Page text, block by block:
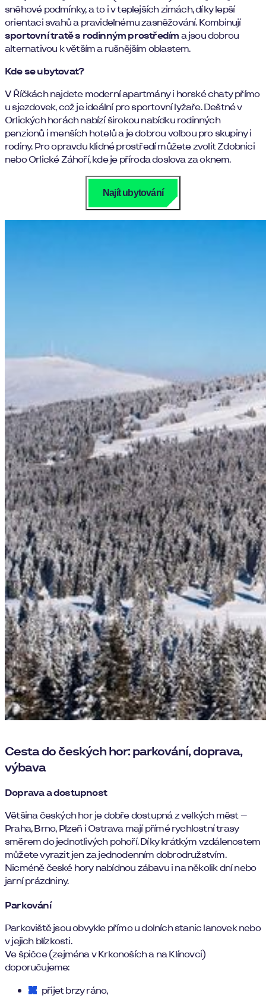
sněhové podmínky, a to i v teplejších zimách, díky lepší
orientaci svahů a pravidelnému zasněžování. Kombinují
sportovní tratě s rodinným prostředíma jsou dobrou
alternativou k větším a rušnějším oblastem.
Kde se ubytovat?
V Říčkách najdete moderní apartmány i horské chaty přímo
u sjezdovek, což je ideální pro sportovní lyžaře. Deštné v
Orlických horách nabízí širokou nabídku rodinných
penzionů i menších hotelů a je dobrou volbou pro skupiny i
rodiny. Pro opravdu klidné prostředí můžete zvolit Zdobnici
nebo Orlické Záhoří, kde je příroda doslova za oknem.
Najít ubytování
Cesta do českých hor: parkování, doprava,
výbava
Doprava a dostupnost
Většina českých hor je dobře dostupná z velkých měst –
Praha, Brno, Plzeň i Ostrava mají přímé rychlostní trasy
směrem do jednotlivých pohoří. Díky krátkým vzdálenostem
můžete vyrazit jen za jednodenním dobrodružstvím.
Nicméně české hory nabídnou zábavu i na několik dní nebo
jarní prázdniny.
Parkování
Parkoviště jsou obvykle přímo u dolních stanic lanovek nebo
v jejich blízkosti.
Ve špičce (zejména v Krkonoších a na Klínovci)
doporučujeme:
přijet brzy ráno,